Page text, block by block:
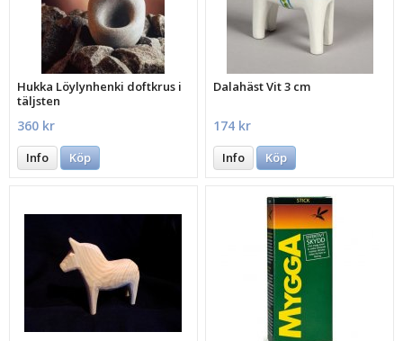
Hukka Löylynhenki doftkrus i
täljsten
360 kr
Info Köp
Dalahäst Vit 3 cm
174 kr
Info Köp